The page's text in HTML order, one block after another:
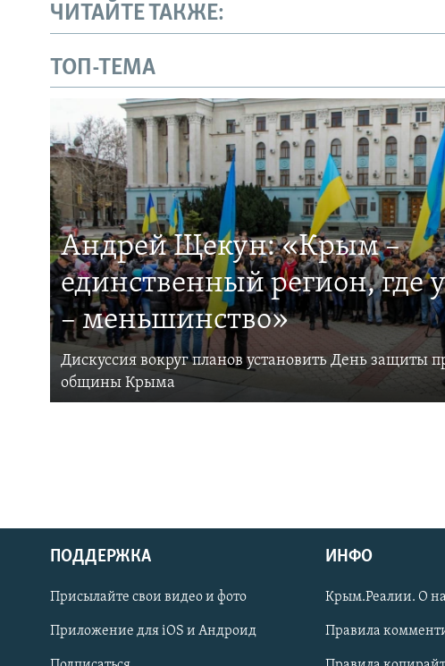
Українською
Qırımtatar
ЧИТАЙТЕ ТАКЖЕ:
ТОП-ТЕМА
Андрей Щекун: «Крым –
единственный регион, где
– меньшинство»
Дискуссия вокруг планов установить День защиты
общины Крыма
ПОДДЕРЖКА
Присылайте свои видео и фото
Приложение для iOS и Андроид
ИНФО
Крым.Реалии. О
Правила